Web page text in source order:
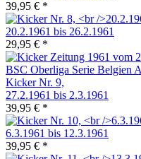
39,95 € *
20.2.1961 bis 26.2.1961
29,95 € *
Kicker Nr. 9,
27.2.1961 bis 2.3.1961
39,95 € *
6.3.1961 bis 12.3.1961
39,95 € *